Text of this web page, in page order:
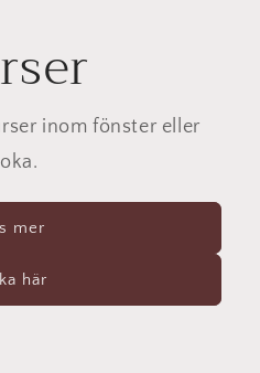
inom fönster eller
mer
här